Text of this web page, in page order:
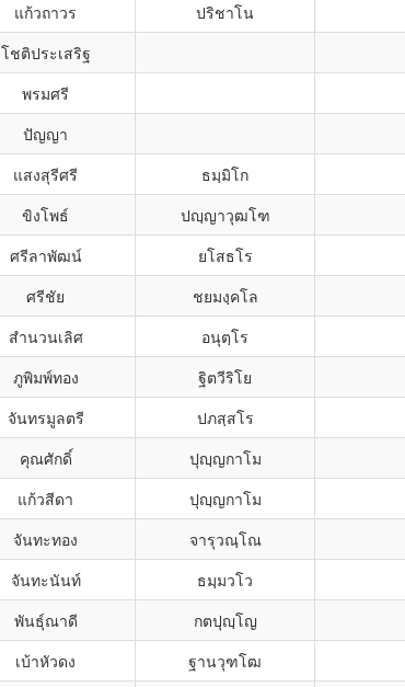
แก้วถาวร ปริชาโน
โชติประเสริฐ
พรมศรี
ปัญญา
แสงสุรีศรี ธมฺมิโก
ขิงโพธ์ ปญฺญาวุฒโฑ
ศรีลาพัฒน์ ยโสธโร
ศรีชัย ชยมงฺคโล
สำนวนเลิศ อนุตฺโร
ภูพิมพ์ทอง ฐิตวีริโย
จันทรมูลตรี ปภสฺสโร
คุณศักดิ์ ปุญฺญกาโม
แก้วสีดา ปุญฺญกาโม
จันทะทอง จารุวณฺโณ
จันทะนันท์ ธมฺมวโว
พันธุ์ณาดี กตปุญฺโญ
เบ้าหัวดง ฐานวุฑโฒ